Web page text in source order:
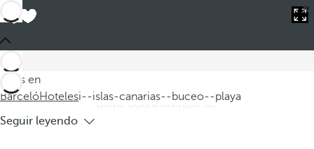
Estás en
BarcelóHotelesi--islas-canarias--buceo--playa
playa
Descubra nuestros hoteles en las Islas Canarias, ideales para
los amantes del buceo y la playa. Con un alojamiento en la
playa, podrá disfrutar de
Seguir leyendo